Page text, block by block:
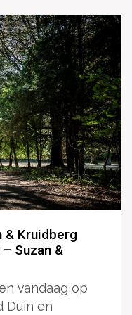
& Kruidberg
Suzan &
vandaag op
Duin en